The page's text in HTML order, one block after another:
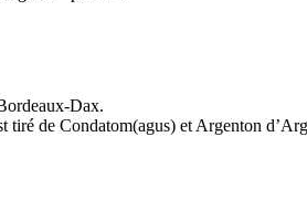
Dax.
de Condatom(agus) et Argenton